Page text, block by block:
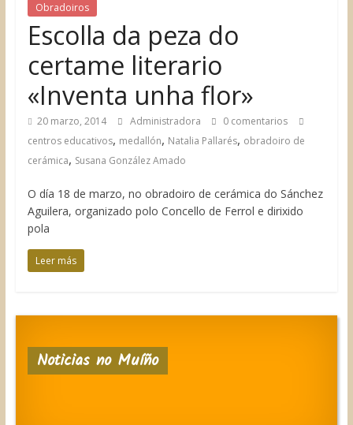
Obradoiros
Escolla da peza do
certame literario
«Inventa unha flor»
20 marzo, 2014 Administradora
0 comentarios
centros educativos, medallón, Natalia Pallarés, obradoiro de
cerámica, Susana González Amado
O día 18 de marzo, no obradoiro de cerámica do Sánchez
Aguilera, organizado polo Concello de Ferrol e dirixido
pola
Leer más
Noticias no Muíño